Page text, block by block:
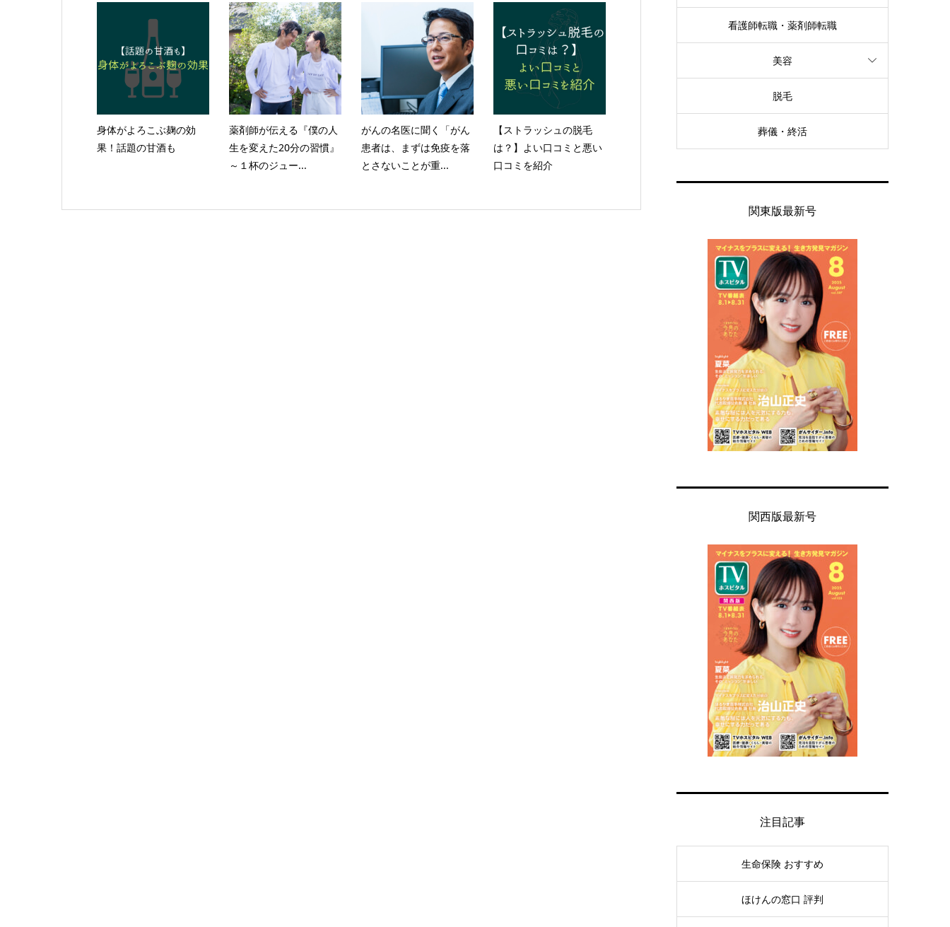
身体がよろこぶ麹の効
果！話題の甘酒も
薬剤師が伝える『僕の人
生を変えた20分の習慣』
～１杯のジュー...
がんの名医に聞く「がん
患者は、まずは免疫を落
とさないことが重...
【ストラッシュの脱毛
は？】よい口コミと悪い
口コミを紹介
看護師転職・薬剤師転職
美容
脱毛
葬儀・終活
関東版最新号
関西版最新号
注目記事
生命保険 おすすめ
ほけんの窓口 評判